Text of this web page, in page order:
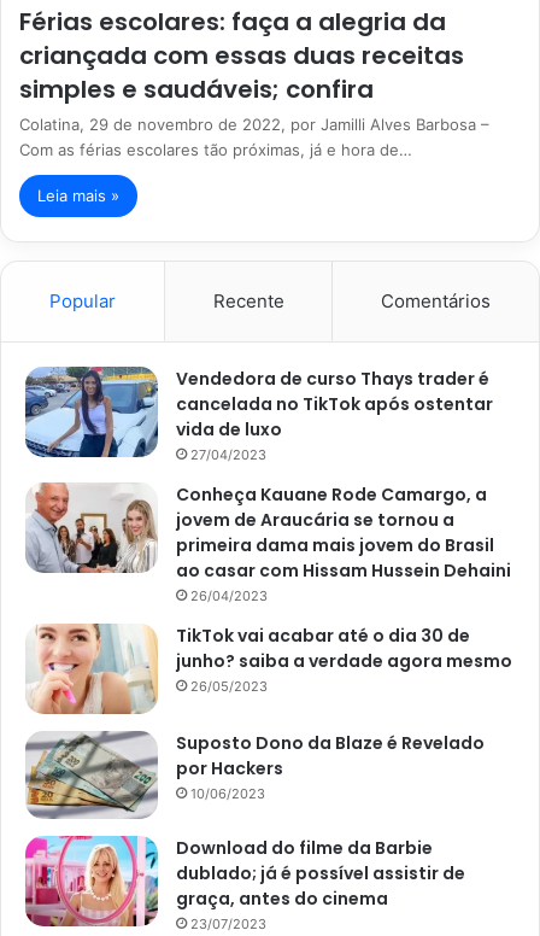
Férias escolares: faça a alegria da
criançada com essas duas receitas
simples e saudáveis; confira
Colatina, 29 de novembro de 2022, por Jamilli Alves Barbosa –
Com as férias escolares tão próximas, já e hora de…
Leia mais »
Popular Recente Comentários
Vendedora de curso Thays trader é
cancelada no TikTok após ostentar
vida de luxo
27/04/2023
Conheça Kauane Rode Camargo, a
jovem de Araucária se tornou a
primeira dama mais jovem do Brasil
ao casar com Hissam Hussein Dehaini
26/04/2023
TikTok vai acabar até o dia 30 de
junho? saiba a verdade agora mesmo
26/05/2023
Suposto Dono da Blaze é Revelado
por Hackers
10/06/2023
Download do filme da Barbie
dublado; já é possível assistir de
graça, antes do cinema
23/07/2023